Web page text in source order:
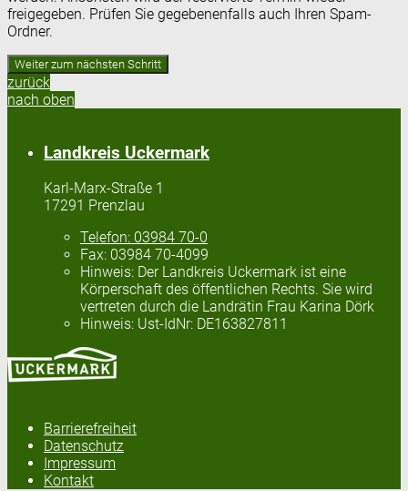
freigegeben. Prüfen Sie gegebenenfalls auch Ihren Spam-
Ordner.
zurück
nach oben
Landkreis Uckermark
Karl-Marx-Straße 1
17291 Prenzlau
Telefon: 03984 70-0
Fax: 03984 70-4099
Hinweis: Der Landkreis Uckermark ist eine
Körperschaft des öffentlichen Rechts. Sie wird
vertreten durch die Landrätin Frau Karina Dörk
Hinweis: Ust-IdNr: DE163827811
Barrierefreiheit
Datenschutz
Impressum
Kontakt